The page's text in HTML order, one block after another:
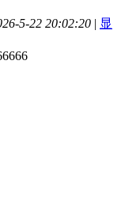
5-22 20:02:20 | 显